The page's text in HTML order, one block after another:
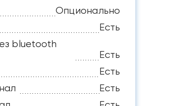
Опционально
Есть
bluetooth
Есть
Есть
Есть